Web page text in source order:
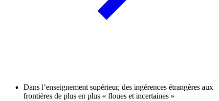
Dans l’enseignement supérieur, des ingérences étrangères aux
frontières de plus en plus « floues et incertaines »